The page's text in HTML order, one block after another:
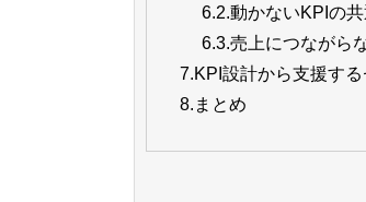
6.2.動かないKPIの
6.3.売上につながら
7.KPI設計から支援す
8. まとめ